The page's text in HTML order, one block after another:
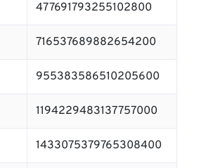
477691793255102800
716537689882654200
955383586510205600
1194229483137757000
1433075379765308400